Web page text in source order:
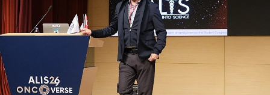
Youtube
Pinterest